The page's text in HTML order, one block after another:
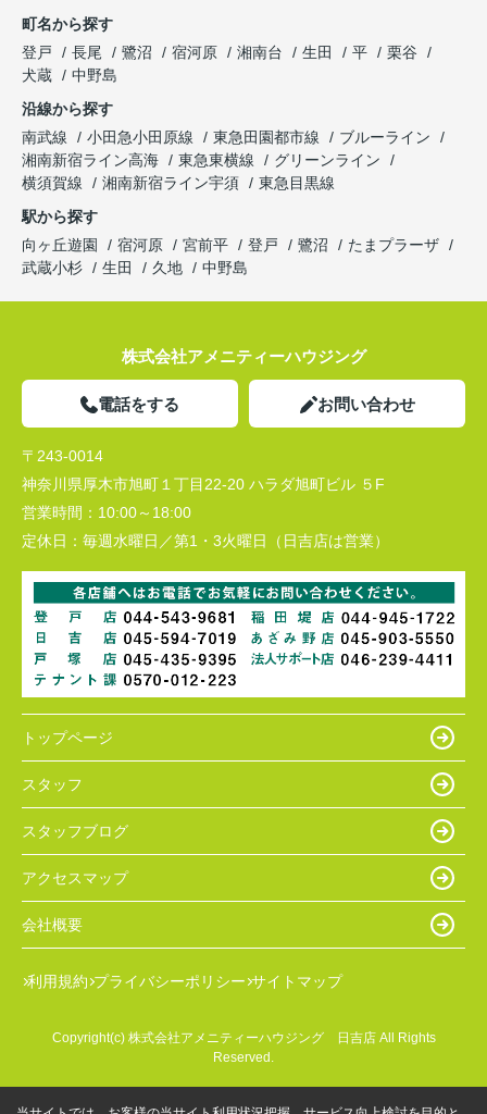
町名から探す
登戸
長尾 鷺沼 宿河原 湘南台 生田 平
栗谷
犬蔵
中野島
沿線から探す
南武線
小田急小田原線 東急田園都市線
ブルーライン
湘南新宿ライン高海
東急東横線
グリーンライン
横須賀線
湘南新宿ライン宇須
東急目黒線
駅から探す
向ヶ丘遊園
宿河原 宮前平 登戸 鷺沼
たまプラーザ
武蔵小杉
生田 久地 中野島
株式会社アメニティーハウジング
電話をする お問い合わせ
〒243-0014
神奈川県厚木市旭町１丁目22-20 ハラダ旭町ビル ５F
営業時間： 10:00～18:00
定休日： 毎週水曜日／第1・3火曜日（日吉店は営業）
トップページ
スタッフ
スタッフブログ
アクセスマップ
会社概要
利用規約 プライバシーポリシー サイトマップ
Copyright(c) 株式会社アメニティーハウジング 日吉店 All Rights
Reserved.